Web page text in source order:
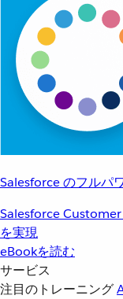
Salesforce のフルパ
Salesforce
を実現
eBookを読む
サービス
注目のトレーニング